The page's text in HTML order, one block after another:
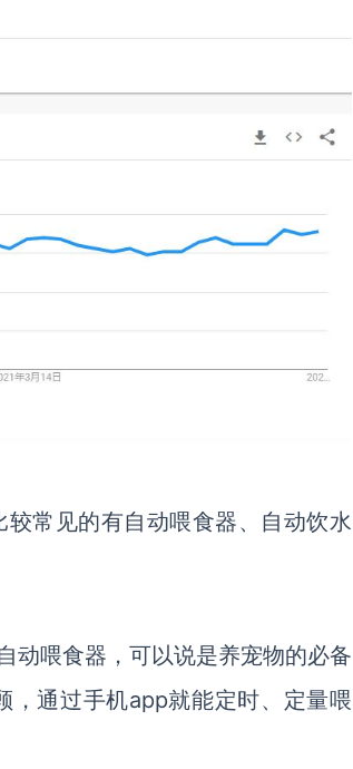
常见的有自动喂食器、自动饮水
动喂食器，可以说是养宠物的必备
，通过手机app就能定时、定量喂